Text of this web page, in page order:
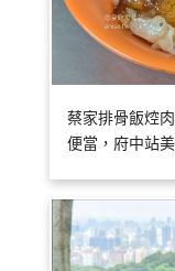
蔡家排骨飯焢
便當，府中站